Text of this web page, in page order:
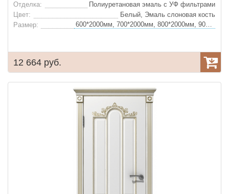
Отделка:
Полиуретановая эмаль с УФ фильтрами
Цвет:
Белый, Эмаль слоновая кость
Размер:
600*2000мм, 700*2000мм, 800*2000мм, 900*2000мм
12 664 руб.